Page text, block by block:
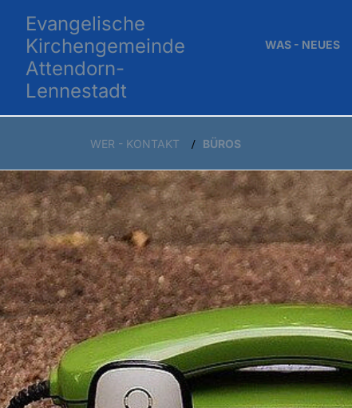
Evangelische
Kirchengemeinde
Attendorn-
Lennestadt
WAS - NEUES
WER - KONTAKT / BÜROS